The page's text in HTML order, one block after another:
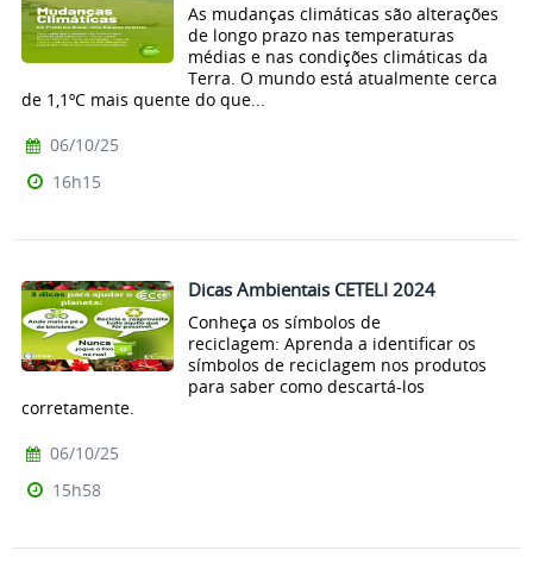
As mudanças climáticas são alterações
de longo prazo nas temperaturas
médias e nas condições climáticas da
Terra. O mundo está atualmente cerca
de 1,1ºC mais quente do que...
06/10/25
16h15
Dicas Ambientais CETELI 2024
Conheça os símbolos de
reciclagem: Aprenda a identificar os
símbolos de reciclagem nos produtos
para saber como descartá-los
corretamente.
06/10/25
15h58